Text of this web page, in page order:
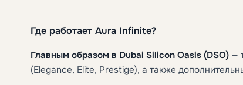
Где работает Aura Infinite?
Главным образом в Dubai Silicon Oasis (DSO) —
(Elegance, Elite, Prestige), а также